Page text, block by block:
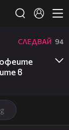
СЛЕДВАЙ 94
в